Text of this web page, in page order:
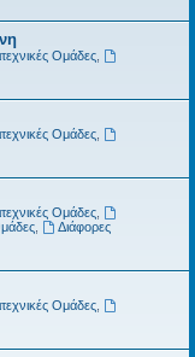
Ομάδες,
Ομάδες,
Ομάδες,
,
Διάφορες
Ομάδες,